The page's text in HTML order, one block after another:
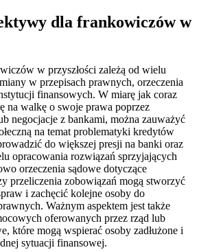
dla frankowiczów w
w przyszłości zależą od wielu
w przepisach prawnych, orzeczenia
finansowych. W miarę jak coraz
na walkę o swoje prawa poprzez
negocjacje z bankami, można zauważyć
na temat problematyki kredytów
do większej presji na banki oraz
opracowania rozwiązań sprzyjających
orzeczenia sądowe dotyczące
przeliczenia zobowiązań mogą stworzyć
i zachęcić kolejne osoby do
Ważnym aspektem jest także
oferowanych przez rząd lub
które mogą wspierać osoby zadłużone i
sytuacji finansowej.